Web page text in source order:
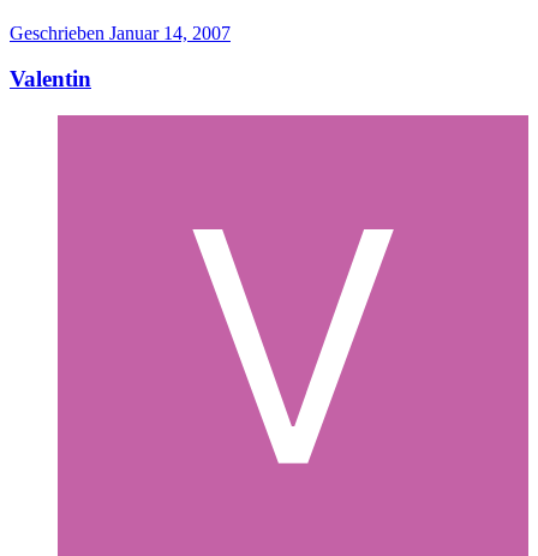
Geschrieben Januar 14, 2007
Valentin